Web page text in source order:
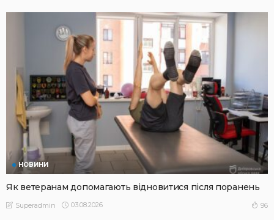
НОВИНИ
Як ветеранам допомагають відновитися після поранень
Superadmin 03.08.2026 96